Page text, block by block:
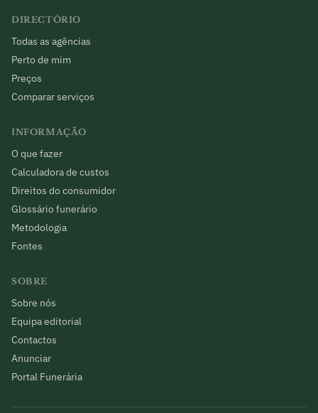
DIRECTÓRIO
Todas as agências
Perto de mim
Preços
Comparar serviços
INFORMAÇÃO
O que fazer
Calculadora de custos
Direitos do consumidor
Glossário funerário
Metodologia
Fontes
SOBRE
Sobre nós
Equipa editorial
Contactos
Anunciar
Portal Funerária